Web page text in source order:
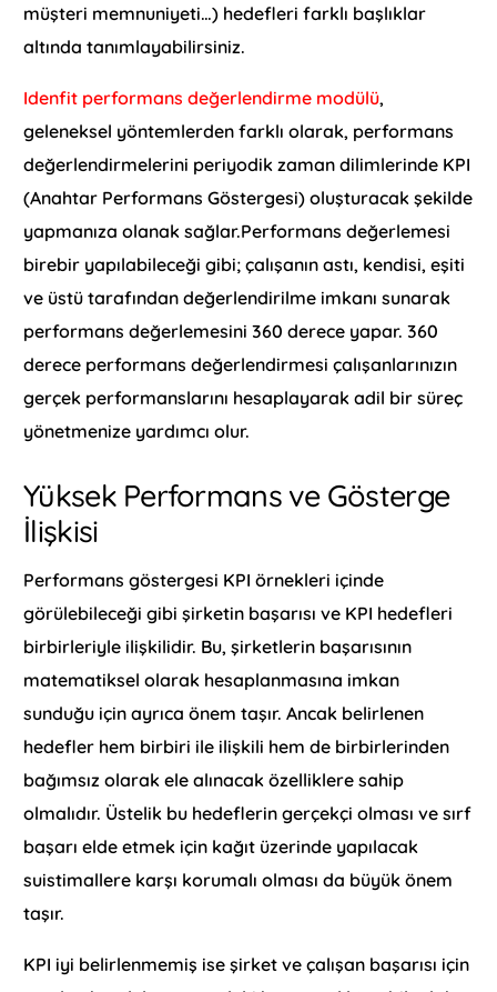
müşteri memnuniyeti…) hedefleri farklı başlıklar
altında tanımlayabilirsiniz.
Idenfit performans değerlendirme modülü,
geleneksel yöntemlerden farklı olarak, performans
değerlendirmelerini periyodik zaman dilimlerinde KPI
(Anahtar Performans Göstergesi) oluşturacak şekilde
yapmanıza olanak sağlar.Performans değerlemesi
birebir yapılabileceği gibi; çalışanın astı, kendisi, eşiti
ve üstü tarafından değerlendirilme imkanı sunarak
performans değerlemesini 360 derece yapar. 360
derece performans değerlendirmesi çalışanlarınızın
gerçek performanslarını hesaplayarak adil bir süreç
yönetmenize yardımcı olur.
Yüksek Performans ve Gösterge
İlişkisi
Performans göstergesi KPI örnekleri içinde
görülebileceği gibi şirketin başarısı ve KPI hedefleri
birbirleriyle ilişkilidir. Bu, şirketlerin başarısının
matematiksel olarak hesaplanmasına imkan
sunduğu için ayrıca önem taşır. Ancak belirlenen
hedefler hem birbiri ile ilişkili hem de birbirlerinden
bağımsız olarak ele alınacak özelliklere sahip
olmalıdır. Üstelik bu hedeflerin gerçekçi olması ve sırf
başarı elde etmek için kağıt üzerinde yapılacak
suistimallere karşı korumalı olması da büyük önem
taşır.
KPI iyi belirlenmemiş ise şirket ve çalışan başarısı için